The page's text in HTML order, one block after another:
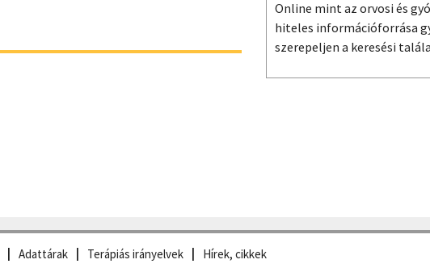
Online mint az orvosi és
hiteles információforrása
szerepeljen a keresési
Adattárak Terápiás irányelvek Hírek, cikkek